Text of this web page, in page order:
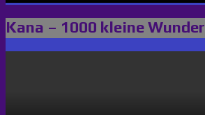
Kana – 1000 kleine Wunder